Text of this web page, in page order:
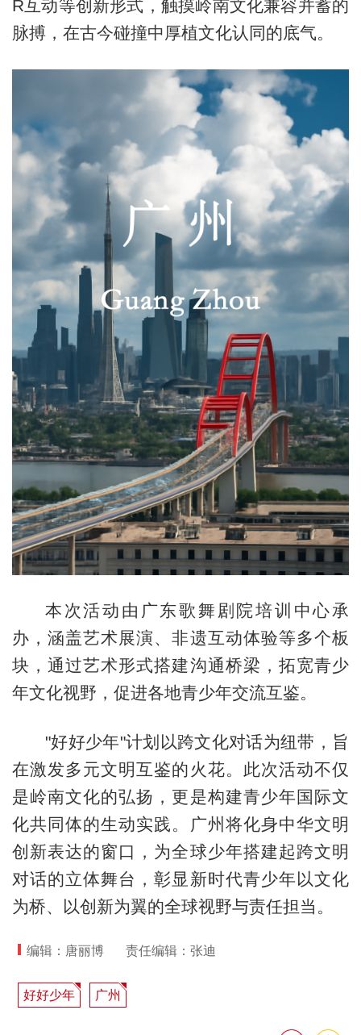
R互动等创新形式，触摸岭南文化兼容并蓄的
脉搏，在古今碰撞中厚植文化认同的底气。
本次活动由广东歌舞剧院培训中心承
办，涵盖艺术展演、非遗互动体验等多个板
块，通过艺术形式搭建沟通桥梁，拓宽青少
年文化视野，促进各地青少年交流互鉴。
"好好少年"计划以跨文化对话为纽带，旨
在激发多元文明互鉴的火花。此次活动不仅
是岭南文化的弘扬，更是构建青少年国际文
化共同体的生动实践。广州将化身中华文明
创新表达的窗口，为全球少年搭建起跨文明
对话的立体舞台，彰显新时代青少年以文化
为桥、以创新为翼的全球视野与责任担当。
编辑：唐丽博 责任编辑：张迪
好好少年 广州